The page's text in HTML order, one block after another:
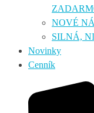
NOVÉ
SILNÁ,
Novinky
Cenník